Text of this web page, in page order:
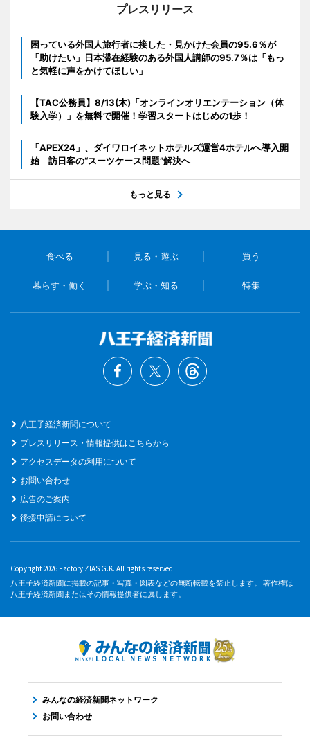
プレスリリース
困っている外国人旅行者に接した・見かけた会員の95.6％が
「助けたい」日本滞在経験のある外国人講師の95.7％は「もっ
と気軽に声をかけてほしい」
【TAC公務員】8/13(木)「オンラインオリエンテーション（体
験入学）」を無料で開催！学習スタートはじめの1歩！
「APEX24」、ダイワロイネットホテルズ運営4ホテルへ導入開
始 訪日客の“スーツケース問題”解決へ
もっと見る
食べる 見る・遊ぶ 買う
暮らす・働く 学ぶ・知る 特集
八王子経済新聞について
プレスリリース・情報提供はこちらから
アクセスデータの利用について
お問い合わせ
広告のご案内
後援申請について
Copyright 2026 Factory ZIAS G.K. All rights reserved.
八王子経済新聞に掲載の記事・写真・図表などの無断転載を禁止します。 著作権は
八王子経済新聞またはその情報提供者に属します。
みんなの経済新聞ネットワーク
お問い合わせ